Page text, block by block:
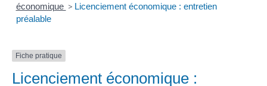
économique > Licenciement économique : entretien
préalable
Fiche pratique
Licenciement économique :